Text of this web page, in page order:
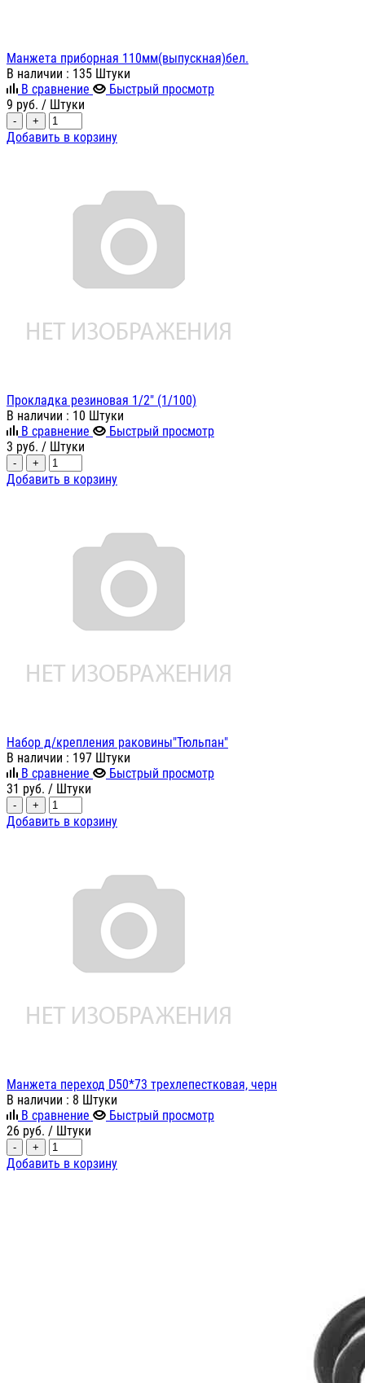
Манжета приборная 110мм(выпускная)бел.
В наличии : 135 Штуки
В сравнение
Быстрый просмотр
9 руб. / Штуки
- +
Добавить в корзину
Прокладка резиновая 1/2" (1/100)
В наличии : 10 Штуки
В сравнение
Быстрый просмотр
3 руб. / Штуки
- +
Добавить в корзину
Набор д/крепления раковины"Тюльпан"
В наличии : 197 Штуки
В сравнение
Быстрый просмотр
31 руб. / Штуки
- +
Добавить в корзину
Манжета переход D50*73 трехлепестковая, черн
В наличии : 8 Штуки
В сравнение
Быстрый просмотр
26 руб. / Штуки
- +
Добавить в корзину